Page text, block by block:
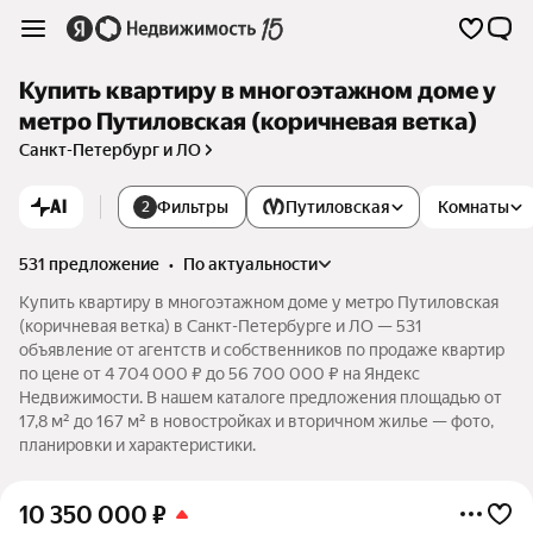
Купить квартиру в многоэтажном доме у
метро Путиловская (коричневая ветка)
Санкт-Петербург и ЛО
AI 2 Фильтры Комнаты
Путиловская
531 предложение •
по актуальности
Купить квартиру в многоэтажном доме у метро Путиловская
(коричневая ветка) в Санкт-Петербурге и ЛО — 531
объявление от агентств и собственников по продаже квартир
по цене от 4 704 000 ₽ до 56 700 000 ₽ на Яндекс
Недвижимости. В нашем каталоге предложения площадью от
17,8 м² до 167 м² в новостройках и вторичном жилье — фото,
планировки и характеристики.
10 350 000 ₽